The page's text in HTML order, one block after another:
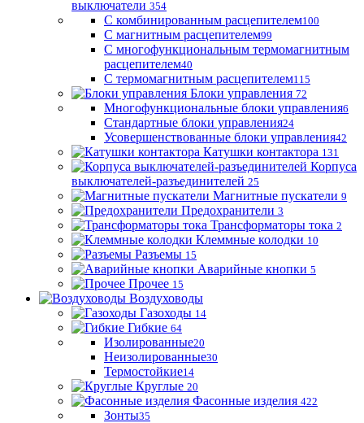
выключатели 354
С комбинированным расцепителем100
С магнитным расцепителем99
С многофункциональным термомагнитным
расцепителем40
С термомагнитным расцепителем115
Блоки управления 72
Многофункциональные блоки управления6
Стандартные блоки управления24
Усовершенствованные блоки управления42
Катушки контактора 131
Корпуса
выключателей-разъединителей 25
Магнитные пускатели 9
Предохранители 3
Трансформаторы тока 2
Клеммные колодки 10
Разъемы 15
Аварийные кнопки 5
Прочее 15
Воздуховоды
Газоходы 14
Гибкие 64
Изолированные20
Неизолированные30
Термостойкие14
Круглые 20
Фасонные изделия 422
Зонты35